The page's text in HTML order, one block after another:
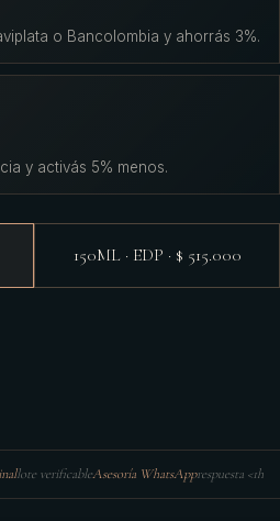
o Bancolombia y ahorrás 3%.
y activás 5% menos.
150ML · EDP · $ 515.000
lote verificableAsesoría WhatsApprespuesta <1h